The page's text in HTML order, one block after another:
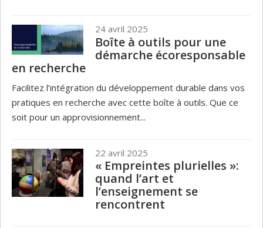
24 avril 2025
Boîte à outils pour une
démarche écoresponsable
en recherche
Facilitez l’intégration du développement durable dans vos
pratiques en recherche avec cette boîte à outils. Que ce
soit pour un approvisionnement...
22 avril 2025
« Empreintes plurielles »:
quand l’art et
l’enseignement se
rencontrent